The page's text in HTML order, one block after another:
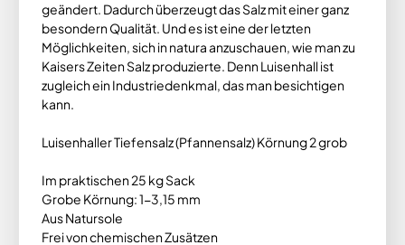
geändert. Dadurch überzeugt das Salz mit einer ganz
besondern Qualität. Und es ist eine der letzten
Möglichkeiten, sich in natura anzuschauen, wie man zu
Kaisers Zeiten Salz produzierte. Denn Luisenhall ist
zugleich ein Industriedenkmal, das man besichtigen
kann.
Luisenhaller Tiefensalz (Pfannensalz) Körnung 2 grob
Im praktischen 25 kg Sack
Grobe Körnung: 1-3,15 mm
Aus Natursole
Frei von chemischen Zusätzen